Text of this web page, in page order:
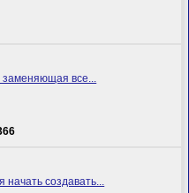
заменяющая все...
создавать...